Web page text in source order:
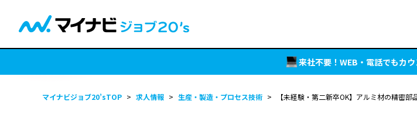
来社不要！WEB・電話でもカ
マイナビジョブ20’sTOP > 求人情報 > 生産・製造・プロセス技術 > 【未経験・第二新卒OK】アルミ材の精密